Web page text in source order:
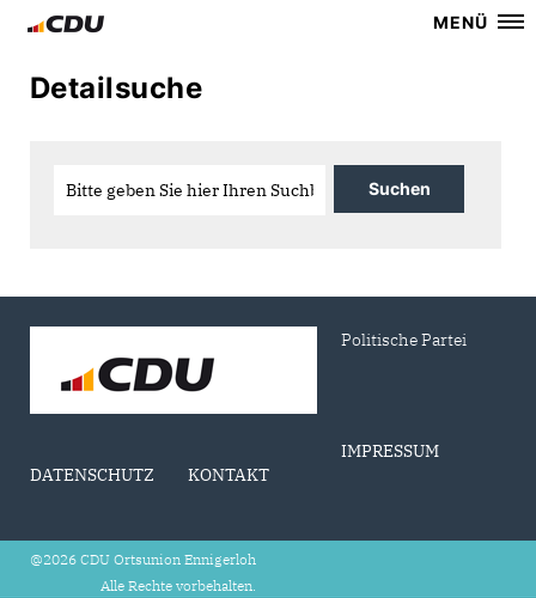
MENÜ
Detailsuche
Politische Partei
IMPRESSUM
DATENSCHUTZ
KONTAKT
@2026 CDU Ortsunion Ennigerloh
Alle Rechte vorbehalten.